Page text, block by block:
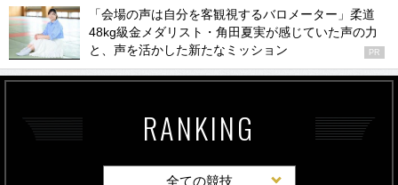
「会場の声は自分を客観視するバロメーター」柔道
48kg級金メダリスト・角田夏実が感じていた声の力
と、声を活かした新たなミッション
PR
RANKING
全ての競技